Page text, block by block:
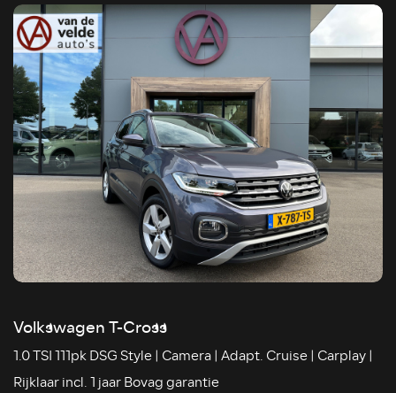
Diensten
Over ons
Vacature
Verkocht
Contact
Wasboxen
Carwash
Volkswagen T-Cross
1.0 TSI 111pk DSG Style | Camera | Adapt. Cruise | Carplay |
Rijklaar incl. 1 jaar Bovag garantie